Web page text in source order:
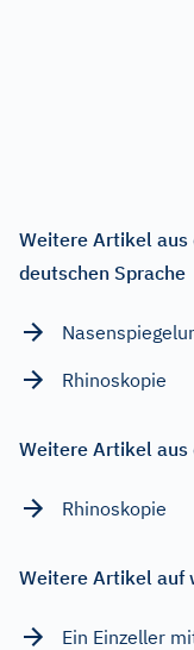
Weitere Artikel aus
deutschen Sprache
Rhinoskopie
Weitere Artikel aus
Rhinoskopie
Weitere Artikel auf
Ein Einzeller